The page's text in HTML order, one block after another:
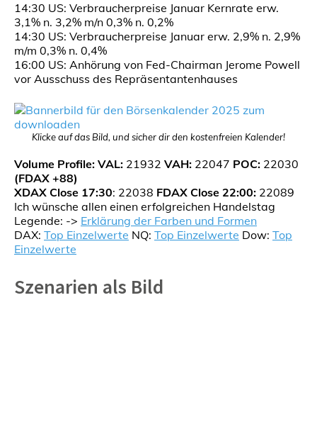
14:30 US: Verbraucherpreise Januar Kernrate erw.
3,1% n. 3,2% m/n 0,3% n. 0,2%
14:30 US: Verbraucherpreise Januar erw. 2,9% n. 2,9%
m/m 0,3% n. 0,4%
16:00 US: Anhörung von Fed-Chairman Jerome Powell
vor Ausschuss des Repräsentantenhauses
Klicke auf das Bild, und sicher dir den kostenfreien Kalender!
Volume Profile: VAL: 21932 VAH: 22047 POC: 22030
(FDAX +88)
XDAX Close 17:30: 22038 FDAX Close 22:00: 22089
Ich wünsche allen einen erfolgreichen Handelstag
Legende: -> Erklärung der Farben und Formen
DAX: Top Einzelwerte NQ: Top Einzelwerte Dow: Top
Einzelwerte
Szenarien als Bild